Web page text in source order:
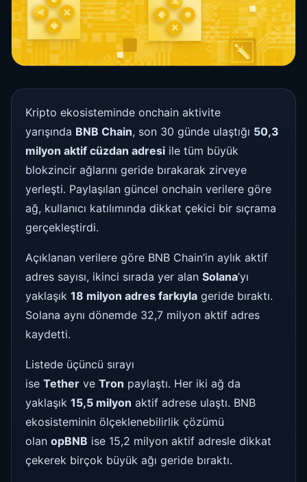
Kripto ekosisteminde onchain aktivite
yarışında BNB Chain, son 30 günde ulaştığı 50,3
milyon aktif cüzdan adresi ile tüm büyük
blokzincir ağlarını geride bırakarak zirveye
yerleşti. Paylaşılan güncel onchain verilere göre
ağ, kullanıcı katılımında dikkat çekici bir sıçrama
gerçekleştirdi.
Açıklanan verilere göre BNB Chain’in aylık aktif
adres sayısı, ikinci sırada yer alan Solana’yı
yaklaşık 18 milyon adres farkıyla geride bıraktı.
Solana aynı dönemde 32,7 milyon aktif adres
kaydetti.
Listede üçüncü sırayı
ise Tether ve Tron paylaştı. Her iki ağ da
yaklaşık 15,5 milyon aktif adrese ulaştı. BNB
ekosisteminin ölçeklenebilirlik çözümü
olan opBNB ise 15,2 milyon aktif adresle dikkat
çekerek birçok büyük ağı geride bıraktı.